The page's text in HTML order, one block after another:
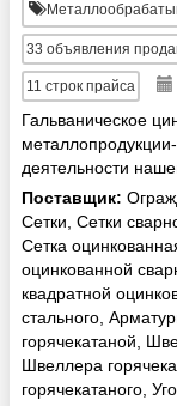
33 объявления
11 строк прайса
Гальваническое
деятельности
Огромный опыт и
импортное
позволяет
гальваническое
соответсвии с
Поставщик:
Сетки, Сетки
Сетка
оцинкованной
квадратной
стального,
горячекатаной,
Швеллера
горячекатаного,